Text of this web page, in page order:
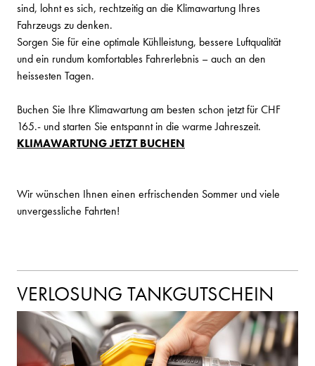
sind, lohnt es sich, rechtzeitig an die Klimawartung Ihres
Fahrzeugs zu denken.
Sorgen Sie für eine optimale Kühlleistung, bessere Luftqualität
und ein rundum komfortables Fahrerlebnis – auch an den
heissesten Tagen.
Buchen Sie Ihre Klimawartung am besten schon jetzt für CHF
165.- und starten Sie entspannt in die warme Jahreszeit.
KLIMAWARTUNG JETZT BUCHEN
Wir wünschen Ihnen einen erfrischenden Sommer und viele
unvergessliche Fahrten!
VERLOSUNG TANKGUTSCHEIN